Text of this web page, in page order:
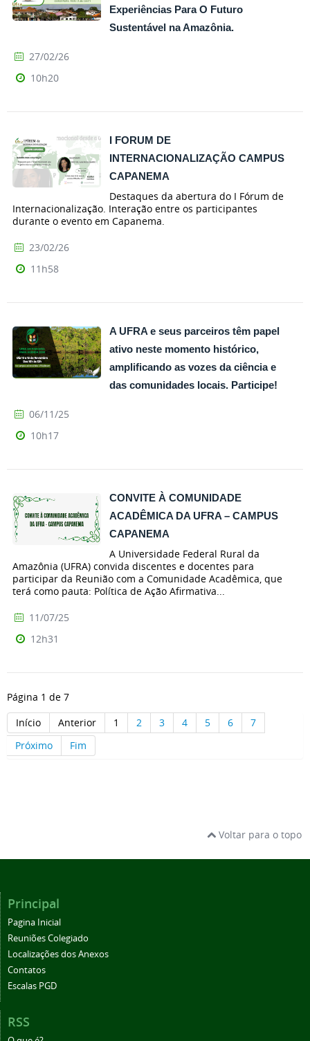
Experiências Para O Futuro
Sustentável na Amazônia.
27/02/26
10h20
I FORUM DE
INTERNACIONALIZAÇÃO CAMPUS
CAPANEMA
Destaques da abertura do I Fórum de
Internacionalização. Interação entre os participantes
durante o evento em Capanema.
23/02/26
11h58
A UFRA e seus parceiros têm papel
ativo neste momento histórico,
amplificando as vozes da ciência e
das comunidades locais. Participe!
06/11/25
10h17
CONVITE À COMUNIDADE
ACADÊMICA DA UFRA – CAMPUS
CAPANEMA
A Universidade Federal Rural da
Amazônia (UFRA) convida discentes e docentes para
participar da Reunião com a Comunidade Acadêmica, que
terá como pauta: Política de Ação Afirmativa...
11/07/25
12h31
Página 1 de 7
Início
Anterior 1 2 3 4 5 6
7
Próximo
Fim
Voltar para o topo
Principal
Pagina Inicial
Reuniões Colegiado
Localizações dos Anexos
Contatos
Escalas PGD
RSS